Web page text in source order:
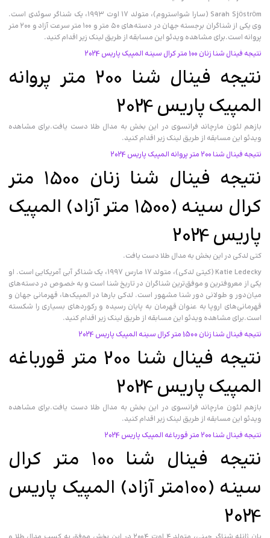
Sarah Sjöström (سارا شواستروم)، متولد ۱۷ اوت ۱۹۹۳، یک شناگر سوئدی است.
وی یکی از شناگران برجسته جهان در دسته‌های ۵۰ متر و ۱۰۰ متر سرعت آزاد و ۲۰۰ متر
پروانه است.برای مشاهده ویدئو این مسابقه از طریق لینک زیر اقدام کنید.
نتیجه فینال شنا زنان 100 متر کرال سینه المپیک پاریس 2024
نتیجه فینال شنا 200 متر پروانه
المپیک پاریس 2024
بازهم لئون مارچاند فرانسوی در این بخش به مدال طلا دست یافت.برای مشاهده
ویدئو این مسابقه از طریق لینک زیر اقدام کنید.
نتیجه فینال شنا 200 متر پروانه المپیک پاریس 2024
نتیجه فینال شنا زنان 1500 متر
کرال سینه (1500 متر آزاد) المپیک
پاریس 2024
کتی لدکی در این بخش به مدال طلا دست یافت.
Katie Ledecky (کیتی لدکی)، متولد ۱۷ مارس ۱۹۹۷، یک شناگر آبی آمریکایی است. او
یکی از معروفترین و موفق‌ترین شناگران در تاریخ شنا است و به خصوص در دسته‌های
میان‌دور و طولانی دور شنا مشهور است. لدکی بارها در المپیک‌ها، قهرمانی جهان و
قهرمانی‌های اروپا به عنوان قهرمان به پایان رسیده و رکوردهای بسیاری را شکسته
است.برای مشاهده ویدئو این مسابقه از طریق لینک زیر اقدام کنید.
نتیجه فینال شنا زنان 1500 متر کرال سینه المپیک پاریس 2024
نتیجه فینال شنا 200 متر قورباغه
المپیک پاریس 2024
بازهم لئون مارچاند فرانسوی در این بخش به مدال طلا دست یافت.برای مشاهده
ویدئو این مسابقه از طریق لینک زیر اقدام کنید.
نتیجه فینال شنا 200 متر قورباغه المپیک پاریس 2024
نتیجه فینال شنا 100 متر کرال
سینه (100متر آزاد) المپیک پاریس
2024